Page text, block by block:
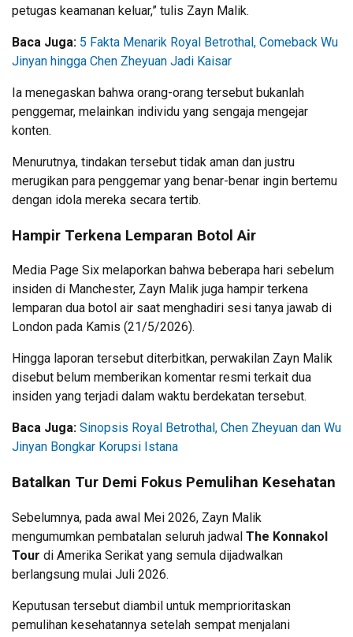
petugas keamanan keluar,” tulis Zayn Malik.
Baca Juga: 5 Fakta Menarik Royal Betrothal, Comeback Wu
Jinyan hingga Chen Zheyuan Jadi Kaisar
Ia menegaskan bahwa orang-orang tersebut bukanlah
penggemar, melainkan individu yang sengaja mengejar
konten.
Menurutnya, tindakan tersebut tidak aman dan justru
merugikan para penggemar yang benar-benar ingin bertemu
dengan idola mereka secara tertib.
Hampir Terkena Lemparan Botol Air
Media Page Six melaporkan bahwa beberapa hari sebelum
insiden di Manchester, Zayn Malik juga hampir terkena
lemparan dua botol air saat menghadiri sesi tanya jawab di
London pada Kamis (21/5/2026).
Hingga laporan tersebut diterbitkan, perwakilan Zayn Malik
disebut belum memberikan komentar resmi terkait dua
insiden yang terjadi dalam waktu berdekatan tersebut.
Baca Juga: Sinopsis Royal Betrothal, Chen Zheyuan dan Wu
Jinyan Bongkar Korupsi Istana
Batalkan Tur Demi Fokus Pemulihan Kesehatan
Sebelumnya, pada awal Mei 2026, Zayn Malik
mengumumkan pembatalan seluruh jadwal The Konnakol
Tour di Amerika Serikat yang semula dijadwalkan
berlangsung mulai Juli 2026.
Keputusan tersebut diambil untuk memprioritaskan
pemulihan kesehatannya setelah sempat menjalani